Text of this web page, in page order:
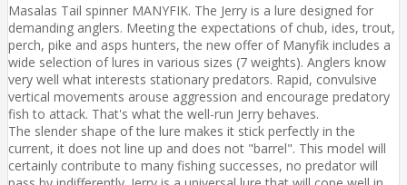
Masalas Tail spinner MANYFIK. The Jerry is a lure designed for
demanding anglers. Meeting the expectations of chub, ides, trout,
perch, pike and asps hunters, the new offer of Manyfik includes a
wide selection of lures in various sizes (7 weights). Anglers know
very well what interests stationary predators. Rapid, convulsive
vertical movements arouse aggression and encourage predatory
fish to attack. That's what the well-run Jerry behaves.
The slender shape of the lure makes it stick perfectly in the
current, it does not line up and does not "barrel". This model will
certainly contribute to many fishing successes, no predator will